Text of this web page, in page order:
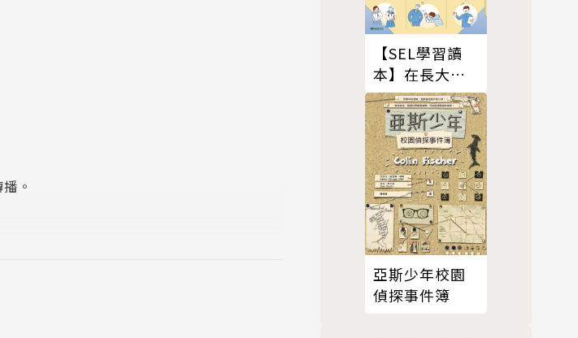
。
的美好，成功的將一幅幅溫馨、美好的畫面
如此，它才顯得更平易近人、更引發廣大讀
【SEL學習讀
本】在長大路
上，真正理解
自己與他人 (II)
亞斯少年校園
偵探事件簿